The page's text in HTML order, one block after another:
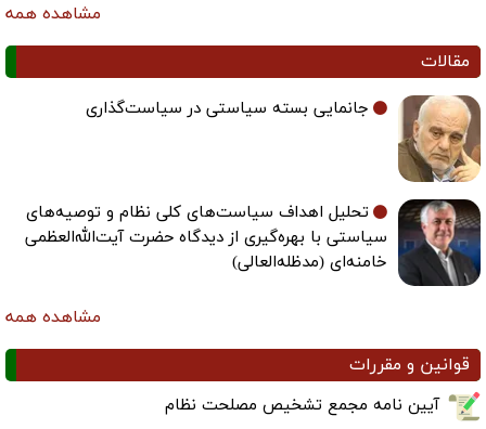
مشاهده همه
مقالات
جانمایی بسته سیاستی در سیاست‌گذاری
تحلیل اهداف سیاست‌های کلی نظام و توصیه‌های
سیاستی با بهره‌گیری از دیدگاه حضرت آیت‌الله‌العظمی
خامنه‌ای (مدظله‌العالی)
مشاهده همه
قوانین و مقررات
آیین نامه مجمع تشخیص مصلحت نظام